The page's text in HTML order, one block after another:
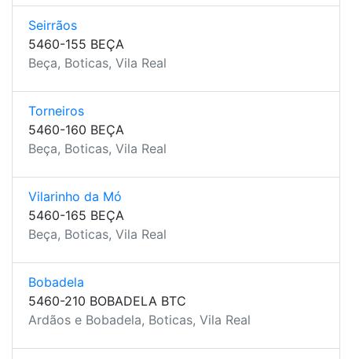
Seirrãos
5460-155 BEÇA
Beça, Boticas, Vila Real
Torneiros
5460-160 BEÇA
Beça, Boticas, Vila Real
Vilarinho da Mó
5460-165 BEÇA
Beça, Boticas, Vila Real
Bobadela
5460-210 BOBADELA BTC
Ardãos e Bobadela, Boticas, Vila Real